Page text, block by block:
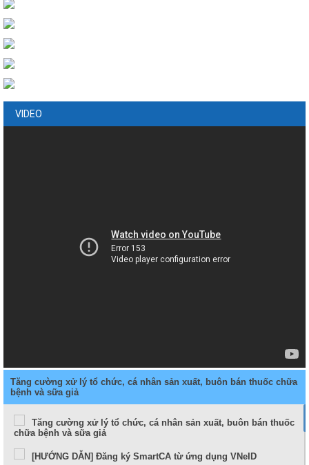
VIDEO
Tăng cường xử lý tổ chức, cá nhân sản xuất, buôn bán thuốc chữa
bệnh và sữa giả
Tăng cường xử lý tổ chức, cá nhân sản xuất, buôn bán thuốc
chữa bệnh và sữa giả
[HƯỚNG DẪN] Đăng ký SmartCA từ ứng dụng VNeID